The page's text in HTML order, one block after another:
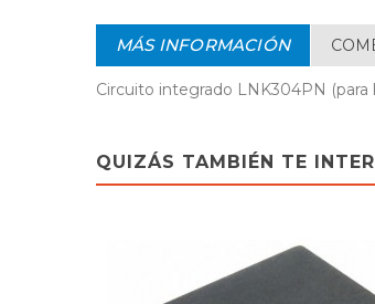
MÁS INFORMACIÓN
Circuito integrado LNK304PN (para
QUIZÁS TAMBIÉN TE